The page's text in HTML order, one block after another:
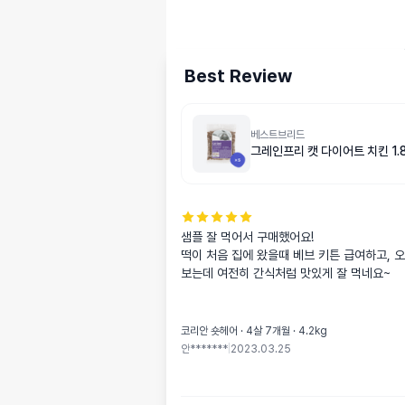
Best Review
베스트브리드
그레인프리 캣 다이어트 치킨
샘플 잘 먹어서 구매했어요!
떡이 처음 집에 왔을때 베브 키튼 급여하고,
보는데 여전히 간식처럼 맛있게 잘 먹네요~
코리안 숏헤어 · 4살 7개월 · 4.2kg
안******* 2023.03.25